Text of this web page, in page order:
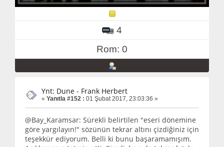
4
Rom: 0
Ynt: Dune - Frank Herbert
« Yanıtla #152 : 01 Şubat 2017, 23:03:36 »
@Bay_Karamsar: Sürekli belirtilen "eseri dönemine
göre yargılayın!" sözünün tekrar altını çizdiğiniz için
teşekkür ediyorum. Belli ki bunu başaramamışım.